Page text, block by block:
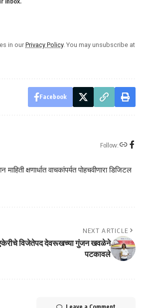
in ourPrivacy Policy. You may unsubscribe at
Facebook
Follow:
क्षणार्धात वाचकांपर्यत पोहचवीणारा डिजिटल
NEXT ARTICLE
विजेतेपद देवरूखच्या गुंजन खवळेने
पटकावले
Leave a Comment